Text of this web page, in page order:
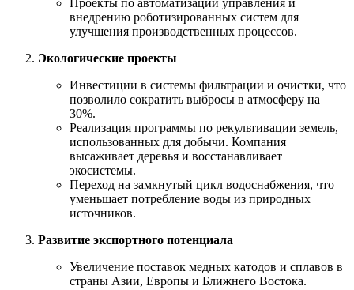
внедрению роботизированных систем для
улучшения производственных процессов.
Экологические проекты
Инвестиции в системы фильтрации и очистки, что
позволило сократить выбросы в атмосферу на
30%.
Реализация программы по рекультивации земель,
использованных для добычи. Компания
высаживает деревья и восстанавливает
экосистемы.
Переход на замкнутый цикл водоснабжения, что
уменьшает потребление воды из природных
источников.
Развитие экспортного потенциала
Увеличение поставок медных катодов и сплавов в
страны Азии, Европы и Ближнего Востока.